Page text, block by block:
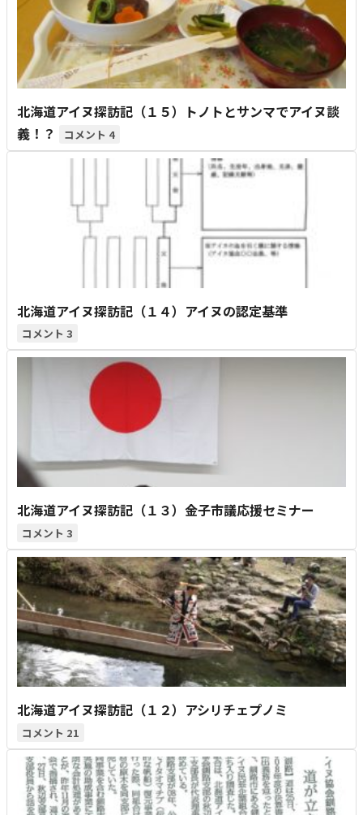
北海道アイヌ探訪記（１５）トノトとサンマでアイヌ談
義！？
4
北海道アイヌ探訪記（１４）アイヌの認定基準
3
北海道アイヌ探訪記（１３）金子市議応援セミナー
3
北海道アイヌ探訪記（１２）アシリチェプノミ
21